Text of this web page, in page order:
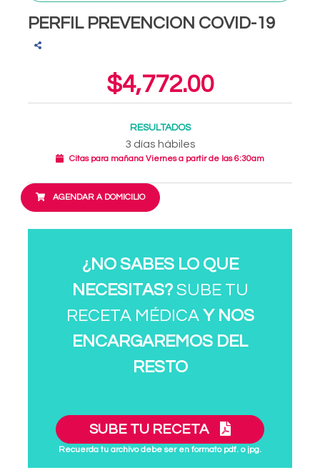
PERFIL PREVENCION COVID-19
$4,772.00
RESULTADOS
3 días hábiles
Citas para mañana Viernes a partir de las 6:30am
AGENDAR A DOMICILIO
¿NO SABES LO QUE
NECESITAS?SUBE TU
RECETA MÉDICA Y NOS
ENCARGAREMOS DEL
RESTO
SUBE TU RECETA
Recuerda tu archivo debe ser en formato pdf. o jpg.